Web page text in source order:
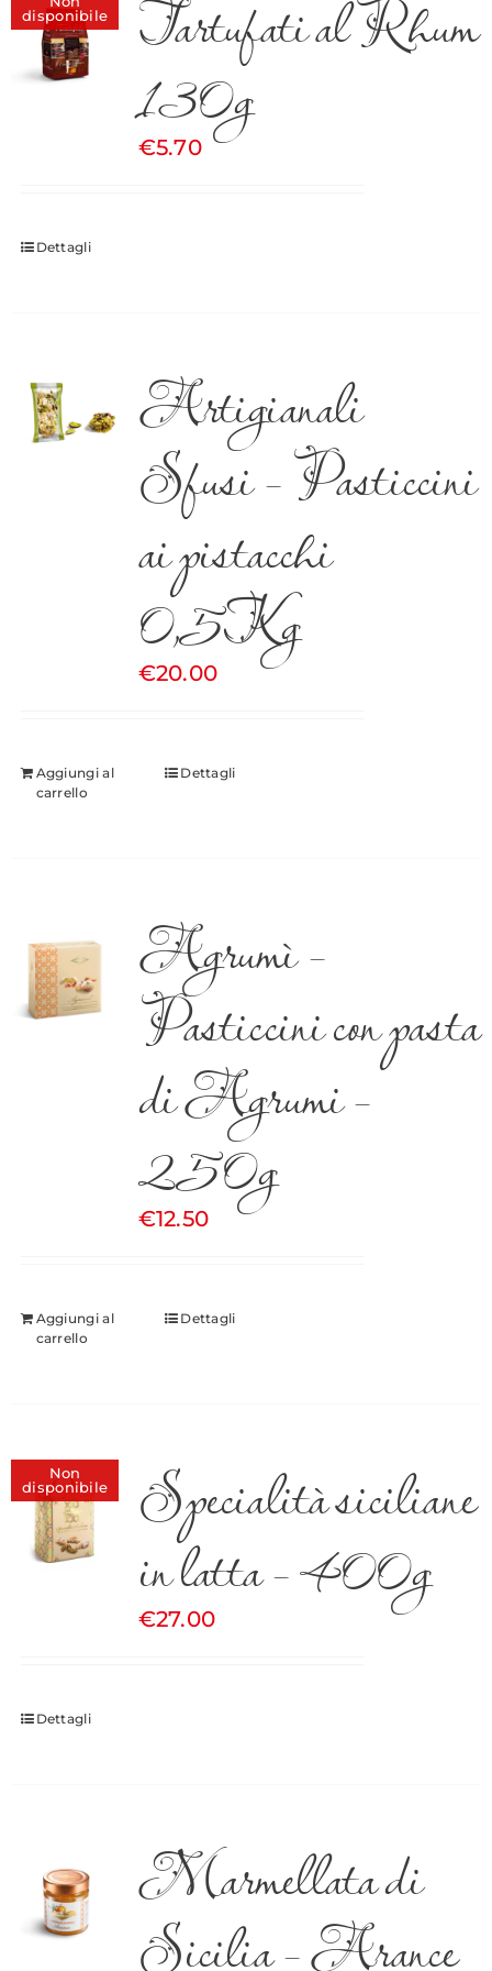
disponibile
Tartufati al Rhum
130g
€5.70
Dettagli
Artigianali
Sfusi – Pasticcini
ai pistacchi
0,5Kg
€20.00
Aggiungi al
carrello
Dettagli
Agrumì –
Pasticcini con pasta
di Agrumi –
250g
€12.50
Aggiungi al
carrello
Dettagli
Non
disponibile
Specialità siciliane
in latta – 400g
€27.00
Dettagli
Marmellata di
Sicilia – Arance